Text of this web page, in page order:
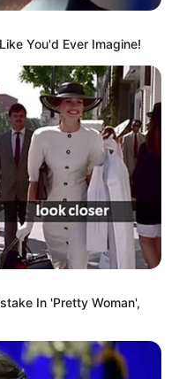
n°1 sur l’hippodrome
You'd Ever Imagine!
In 'Pretty Woman',